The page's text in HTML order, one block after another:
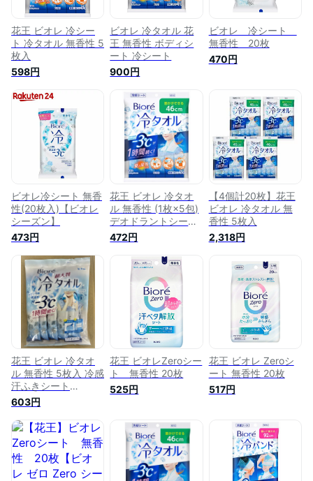
花王 ビオレ 冷シー
ト 冷タオル 無香性 5
枚入
598円
ビオレ 冷タオル 花
王 無香性 ボディシ
ート 冷シート
900円
ビオレ 冷シート
無香性 20枚
470円
ビオレ冷シート 無香
性(20枚入)【ビオレ
シーズン】
473円
花王 ビオレ 冷タオ
ル 無香性 (1枚×5包)
デオドラントシート
汗ふきシート
472円
【4個計20枚】花王
ビオレ 冷タオル 無
香性 5枚入
2,318円
花王 ビオレ 冷タオ
ル 無香性 5枚入 冷感
汗ふきシート
4901301379894
603円
花王 ビオレZeroシー
ト 無香性 20枚
525円
花王 ビオレ Zeroシ
ート 無香性 20枚
517円